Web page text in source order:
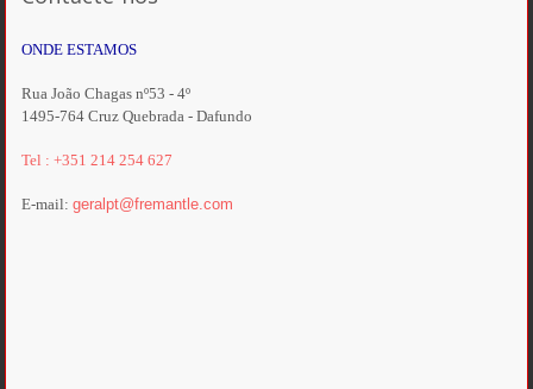
ONDE ESTAMOS
Rua João Chagas nº53 - 4º
1495-764 Cruz Quebrada - Dafundo
Tel : +351 214 254 627
E-mail:geralpt@fremantle.com